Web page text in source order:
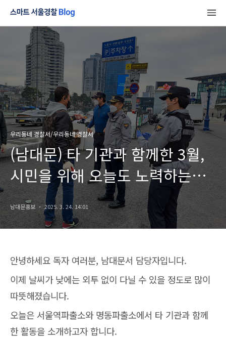
우리동네 경찰서/우리동네 경찰서
(남대문) 타 기관과 함께한 3월,
시민을 위해 오늘도 노력하는
서울경찰
남대문홍보 2025. 3. 24. 14:01
안녕하세요 독자 여러분, 남대문서 담당자입니다.
이제 날씨가 낮에는 외투 없이 다닐 수 있을 정도로 많이
따뜻해졌습니다.
오늘은 서울역파출소와 명동파출소에서 타 기관과 함께
한 활동을 소개하고자 합니다.